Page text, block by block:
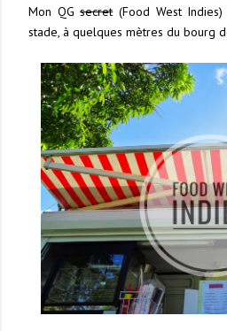
Mon QGsecret(Food West
stade, à quelques mètres du bourg